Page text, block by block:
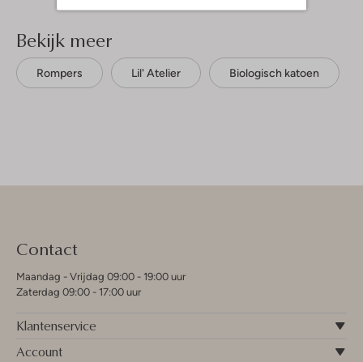
Bekijk meer
Rompers Lil' Atelier Biologisch katoen
Contact
Maandag - Vrijdag 09:00 - 19:00 uur
Zaterdag 09:00 - 17:00 uur
Klantenservice
Account